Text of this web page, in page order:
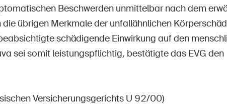
Beschwerden unmittelbar nach dem
übrigen Merkmale der unfallähnlichen
schädigende Einwirkung auf den
sei somit leistungspflichtig, bestätigte das EVG den
Versicherungsgerichts U 92/00)